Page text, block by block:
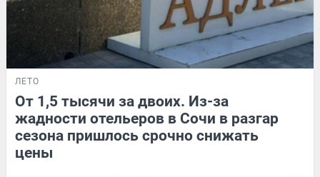
ЛЕТО
От 1,5 тысячи за двоих. Из-за
жадности отельеров в Сочи в разгар
сезона пришлось срочно снижать
цены